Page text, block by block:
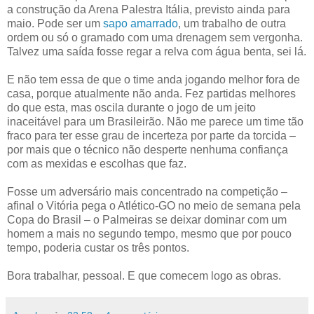
a construção da Arena Palestra Itália, previsto ainda para
maio. Pode ser um sapo amarrado, um trabalho de outra
ordem ou só o gramado com uma drenagem sem vergonha.
Talvez uma saída fosse regar a relva com água benta, sei lá.
E não tem essa de que o time anda jogando melhor fora de
casa, porque atualmente não anda. Fez partidas melhores
do que esta, mas oscila durante o jogo de um jeito
inaceitável para um Brasileirão. Não me parece um time tão
fraco para ter esse grau de incerteza por parte da torcida –
por mais que o técnico não desperte nenhuma confiança
com as mexidas e escolhas que faz.
Fosse um adversário mais concentrado na competição –
afinal o Vitória pega o Atlético-GO no meio de semana pela
Copa do Brasil – o Palmeiras se deixar dominar com um
homem a mais no segundo tempo, mesmo que por pouco
tempo, poderia custar os três pontos.
Bora trabalhar, pessoal. E que comecem logo as obras.